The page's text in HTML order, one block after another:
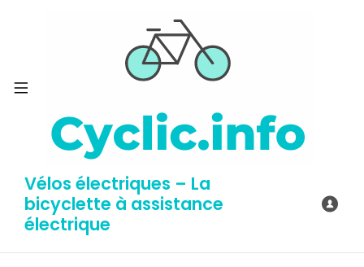
Vélos électriques – La
bicyclette à assistance
électrique